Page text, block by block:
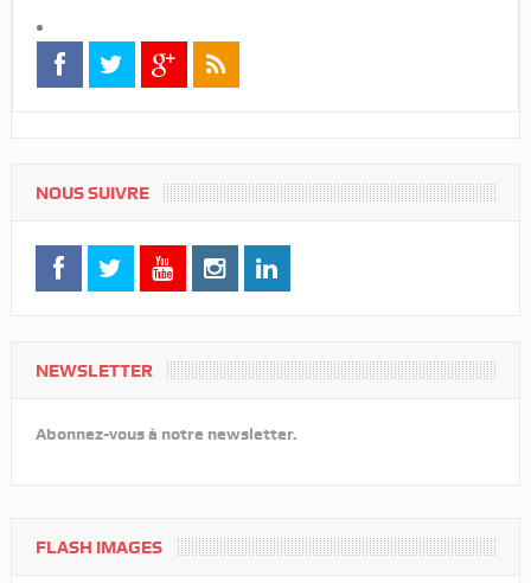
NOUS SUIVRE
NEWSLETTER
Abonnez-vous à notre newsletter.
FLASH IMAGES